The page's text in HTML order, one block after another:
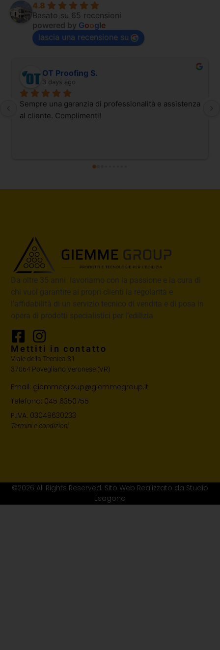
4.8
Basato su 65 recensioni
powered by Google
lascia una recensione su
OT Proofing S.
3 days ago
Sempre una garanzia di professionalità e assistenza
al cliente. Complimenti!
Da oltre 35 anni lavoriamo con la passione e la cura di
chi vuol garantire ai propri clienti la regolarità e
l’affidabilità di un servizio tecnico di vendita e di posa in
opera di prodotti specialistici per l’edilizia
Mettiti in contatto
Viale della Tecnica 31
37064 Povegliano Veronese (VR)
Email: giemmegroup@giemmegroup.it
Telefono: 045 6350755
P.IVA: 03049630233
Termini e condizioni
©2026 All Rights Reserved. Sito Web Realizzato da Studio
Esagono